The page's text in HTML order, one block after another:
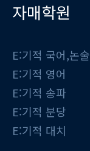
자매학원
E:기적 국어,논술
E:기적 영어
E:기적 송파
E:기적 분당
E:기적 대치